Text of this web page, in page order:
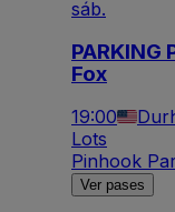
sáb.
PARKING
Fox
19:00
Lots
Pinhook
Ver pases